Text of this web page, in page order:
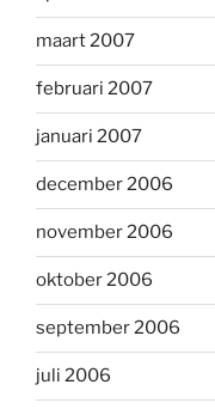
maart 2007
februari 2007
januari 2007
december 2006
november 2006
oktober 2006
september 2006
juli 2006